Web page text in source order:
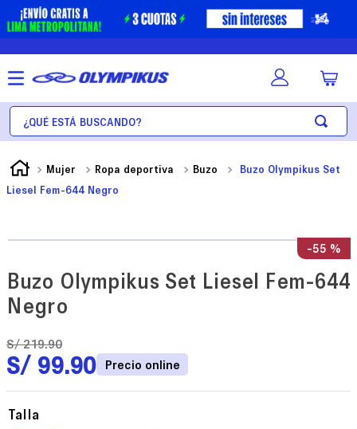
¿Qué está buscando?
Mujer Ropa deportiva Buzo
Buzo Olympikus Set
Liesel Fem-644 Negro
-55 %
Buzo Olympikus Set Liesel Fem-644
Negro
S/ 219.90
S/ 99.90
Talla